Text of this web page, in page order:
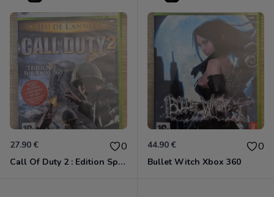
27.90 € 0
Call Of Duty 2 : Edition Spéciale Xbox 360 GOTY
44.90 € 0
Bullet Witch Xbox 360